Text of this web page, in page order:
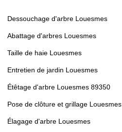
Dessouchage d'arbre Louesmes
Abattage d'arbres Louesmes
Taille de haie Louesmes
Entretien de jardin Louesmes
Étêtage d'arbre Louesmes 89350
Pose de clôture et grillage Louesmes
Élagage d'arbre Louesmes